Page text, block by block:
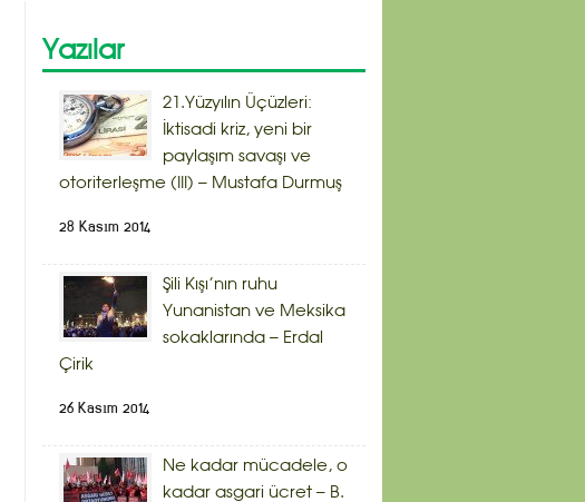
Yazılar
21.Yüzyılın Üçüzleri:
İktisadi kriz, yeni bir
paylaşım savaşı ve
otoriterleşme (III) – Mustafa Durmuş
28 Kasım 2014
Şili Kışı’nın ruhu
Yunanistan ve Meksika
sokaklarında – Erdal
Çirik
26 Kasım 2014
Ne kadar mücadele, o
kadar asgari ücret – B.